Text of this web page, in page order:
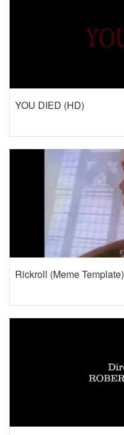
YOU DIED (HD)
Rickroll (Meme Template)